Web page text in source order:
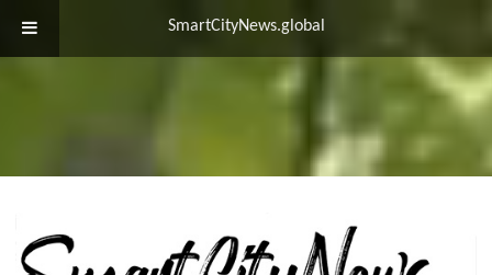
SmartCityNews.global